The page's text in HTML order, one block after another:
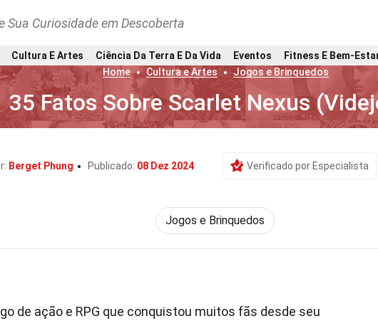
Sua Curiosidade em Descoberta
Cultura E Artes Ciência Da Terra E Da Vida Eventos
Fitness E Bem-
Home
Cultura e Artes Jogos e Brinquedos
35 Fatos Sobre Scarlet Nexus
Berget Phung Publicado: 08 Dez 2024 Verificado por Especialista
Jogos e Brinquedos
de ação e RPG que conquistou muitos fãs desde seu